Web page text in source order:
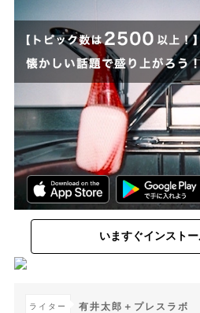
いますぐインストー
ライター 有井太郎＋プレスラボ